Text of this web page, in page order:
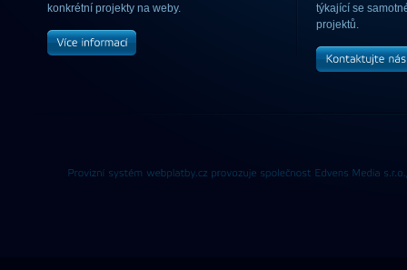
konkrétní projekty na weby.
týkající se
projektů.